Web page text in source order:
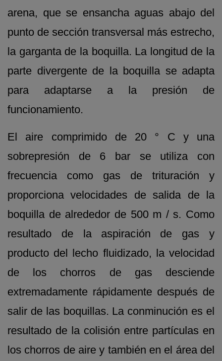
arena, que se ensancha aguas abajo del
punto de sección transversal más estrecho,
la garganta de la boquilla. La longitud de la
parte divergente de la boquilla se adapta
para adaptarse a la presión de
funcionamiento.
El aire comprimido de 20 ° C y una
sobrepresión de 6 bar se utiliza con
frecuencia como gas de trituración y
proporciona velocidades de salida de la
boquilla de alrededor de 500 m / s. Como
resultado de la aspiración de gas y
producto del lecho fluidizado, la velocidad
de los chorros de gas desciende
extremadamente rápidamente después de
salir de las boquillas. La conminución es el
resultado de la colisión entre partículas en
los chorros de aire y también en el área del